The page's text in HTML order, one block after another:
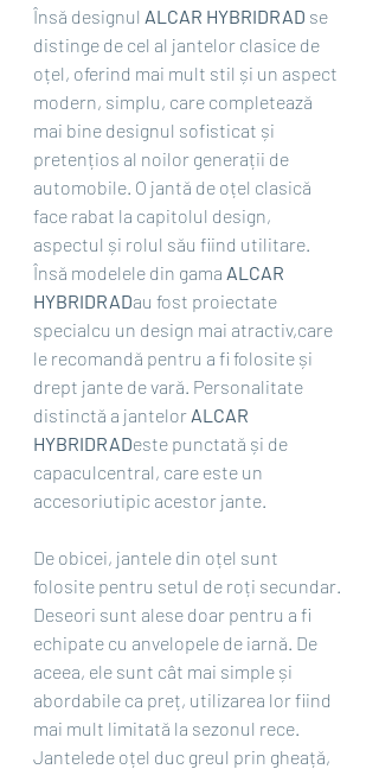
Însă designul ALCAR HYBRIDRAD se
distinge de cel al jantelor clasice de
oțel, oferind mai mult stil și un aspect
modern, simplu, care completează
mai bine designul sofisticat și
pretențios al noilor generații de
automobile. O jantă de oțel clasică
face rabat la capitolul design,
aspectul și rolul său fiind utilitare.
Însă modelele din gama ALCAR
HYBRIDRADau fost proiectate
specialcu un design mai atractiv,care
le recomandă pentru a fi folosite și
drept jante de vară. Personalitate
distinctă a jantelor ALCAR
HYBRIDRADeste punctată și de
capaculcentral, care este un
accesoriutipic acestor jante.
De obicei, jantele din oțel sunt
folosite pentru setul de roți secundar.
Deseori sunt alese doar pentru a fi
echipate cu anvelopele de iarnă. De
aceea, ele sunt cât mai simple și
abordabile ca preț, utilizarea lor fiind
mai mult limitată la sezonul rece.
Jantelede oțel duc greul prin gheață,